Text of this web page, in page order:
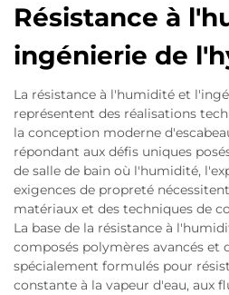
Résistance à
ingénierie de
La résistance à l'humidité et
représentent des réalisations
la conception moderne
répondant aux défis uniques
de salle de bain où l'humidité,
exigences de propreté
matériaux et des techniques de
La base de la résistance à
composés polymères avancés et
spécialement formulés pour
constante à la vapeur d'eau, aux